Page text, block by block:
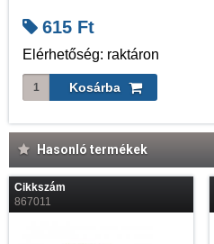
615 Ft
Elérhetőség: raktáron
Hasonló termékek
Cikkszám
867011